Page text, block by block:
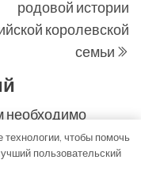
родовой истории
королевской
семьи
необходимо
технологии, чтобы помочь
пользовательский